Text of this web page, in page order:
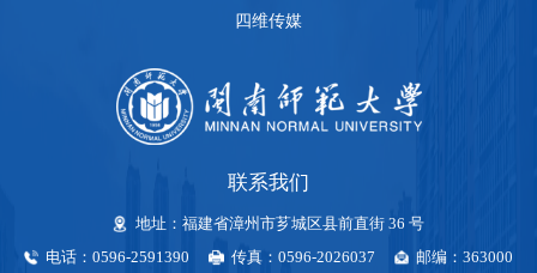
四维传媒
联系我们
地址：福建省漳州市芗城区县前直街 36 号
电话：0596-2591390 传真：0596-2026037 邮编：363000